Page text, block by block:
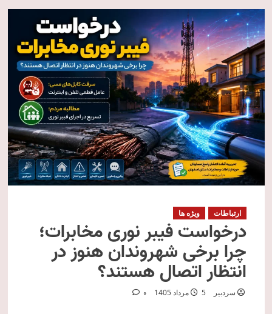
ارتباطات ویژه ها
درخواست فیبر نوری مخابرات؛
چرا برخی شهروندان هنوز در
انتظار اتصال هستند؟
سردبیر 5 مرداد 1405 0